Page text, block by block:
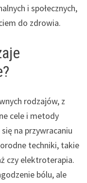
i społecznych,
do zdrowia.
rodzajów, z
cele i metody
na przywracaniu
techniki, takie
czy elektroterapia.
bólu, ale